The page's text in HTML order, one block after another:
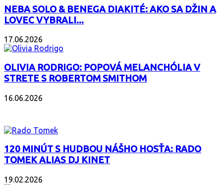
NEBA SOLO & BENEGA DIAKITÉ: AKO SA DŽIN A
LOVEC VYBRALI...
17.06.2026
OLIVIA RODRIGO: POPOVÁ MELANCHÓLIA V
STRETE S ROBERTOM SMITHOM
16.06.2026
120 MINÚT S HUDBOU NÁŠHO HOSŤA: RADO
TOMEK ALIAS DJ KINET
19.02.2026